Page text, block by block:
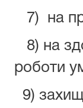
7) на
8) на
роботи
9)